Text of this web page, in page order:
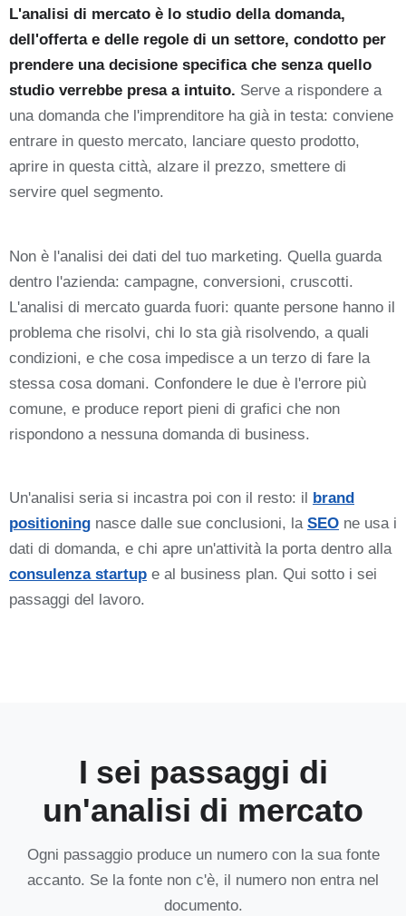
L'analisi di mercato è lo studio della domanda,
dell'offerta e delle regole di un settore, condotto per
prendere una decisione specifica che senza quello
studio verrebbe presa a intuito. Serve a rispondere a
una domanda che l'imprenditore ha già in testa: conviene
entrare in questo mercato, lanciare questo prodotto,
aprire in questa città, alzare il prezzo, smettere di
servire quel segmento.
Non è l'analisi dei dati del tuo marketing. Quella guarda
dentro l'azienda: campagne, conversioni, cruscotti.
L'analisi di mercato guarda fuori: quante persone hanno il
problema che risolvi, chi lo sta già risolvendo, a quali
condizioni, e che cosa impedisce a un terzo di fare la
stessa cosa domani. Confondere le due è l'errore più
comune, e produce report pieni di grafici che non
rispondono a nessuna domanda di business.
Un'analisi seria si incastra poi con il resto: il
brand
positioning nasce dalle sue conclusioni, la SEO ne usa i
dati di domanda, e chi apre un'attività la porta dentro alla
consulenza startup e al business plan. Qui sotto i sei
passaggi del lavoro.
I sei passaggi di
un'analisi di mercato
Ogni passaggio produce un numero con la sua fonte
accanto. Se la fonte non c'è, il numero non entra nel
documento.